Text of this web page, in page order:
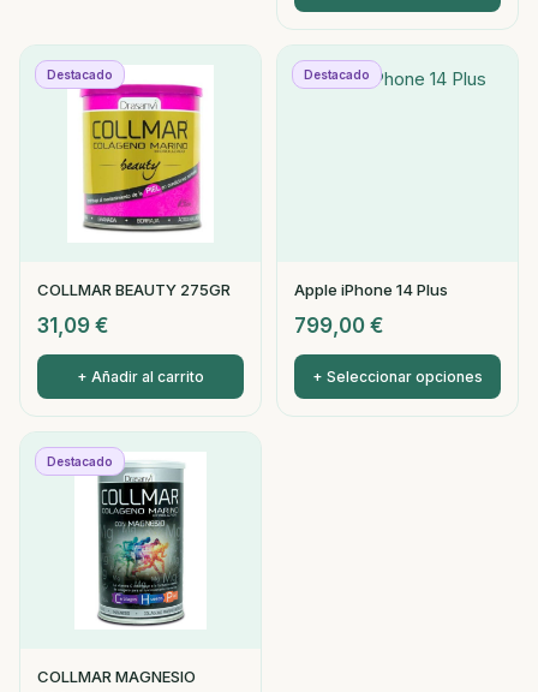
Destacado
COLLMAR BEAUTY 275GR
31,09 €
+ Añadir al carrito
Destacado
Apple iPhone 14 Plus
799,00 €
+ Seleccionar opciones
Destacado
COLLMAR MAGNESIO